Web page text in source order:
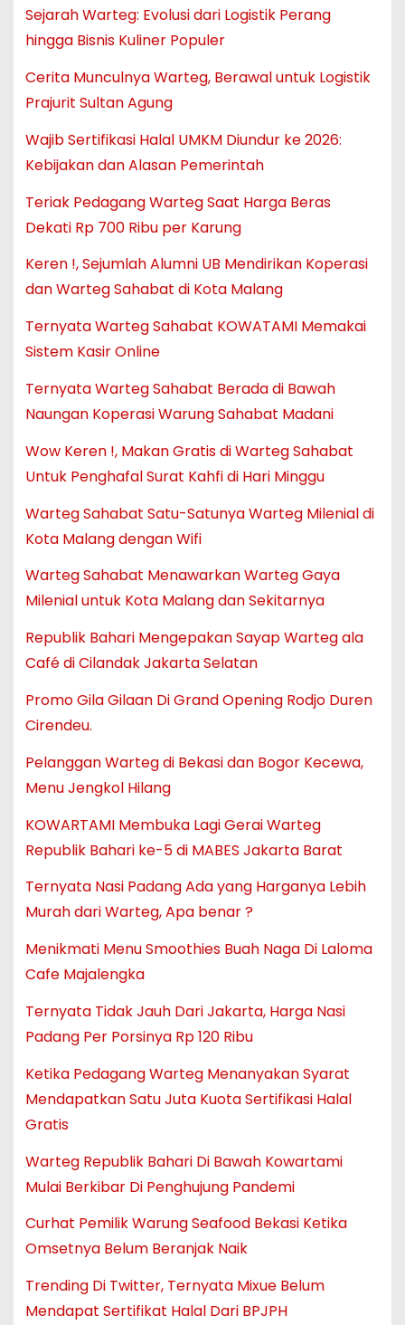
Sejarah Warteg: Evolusi dari Logistik Perang
hingga Bisnis Kuliner Populer
Cerita Munculnya Warteg, Berawal untuk Logistik
Prajurit Sultan Agung
Wajib Sertifikasi Halal UMKM Diundur ke 2026:
Kebijakan dan Alasan Pemerintah
Teriak Pedagang Warteg Saat Harga Beras
Dekati Rp 700 Ribu per Karung
Keren !, Sejumlah Alumni UB Mendirikan Koperasi
dan Warteg Sahabat di Kota Malang
Ternyata Warteg Sahabat KOWATAMI Memakai
Sistem Kasir Online
Ternyata Warteg Sahabat Berada di Bawah
Naungan Koperasi Warung Sahabat Madani
Wow Keren !, Makan Gratis di Warteg Sahabat
Untuk Penghafal Surat Kahfi di Hari Minggu
Warteg Sahabat Satu-Satunya Warteg Milenial di
Kota Malang dengan Wifi
Warteg Sahabat Menawarkan Warteg Gaya
Milenial untuk Kota Malang dan Sekitarnya
Republik Bahari Mengepakan Sayap Warteg ala
Café di Cilandak Jakarta Selatan
Promo Gila Gilaan Di Grand Opening Rodjo Duren
Cirendeu.
Pelanggan Warteg di Bekasi dan Bogor Kecewa,
Menu Jengkol Hilang
KOWARTAMI Membuka Lagi Gerai Warteg
Republik Bahari ke-5 di MABES Jakarta Barat
Ternyata Nasi Padang Ada yang Harganya Lebih
Murah dari Warteg, Apa benar ?
Menikmati Menu Smoothies Buah Naga Di Laloma
Cafe Majalengka
Ternyata Tidak Jauh Dari Jakarta, Harga Nasi
Padang Per Porsinya Rp 120 Ribu
Ketika Pedagang Warteg Menanyakan Syarat
Mendapatkan Satu Juta Kuota Sertifikasi Halal
Gratis
Warteg Republik Bahari Di Bawah Kowartami
Mulai Berkibar Di Penghujung Pandemi
Curhat Pemilik Warung Seafood Bekasi Ketika
Omsetnya Belum Beranjak Naik
Trending Di Twitter, Ternyata Mixue Belum
Mendapat Sertifikat Halal Dari BPJPH